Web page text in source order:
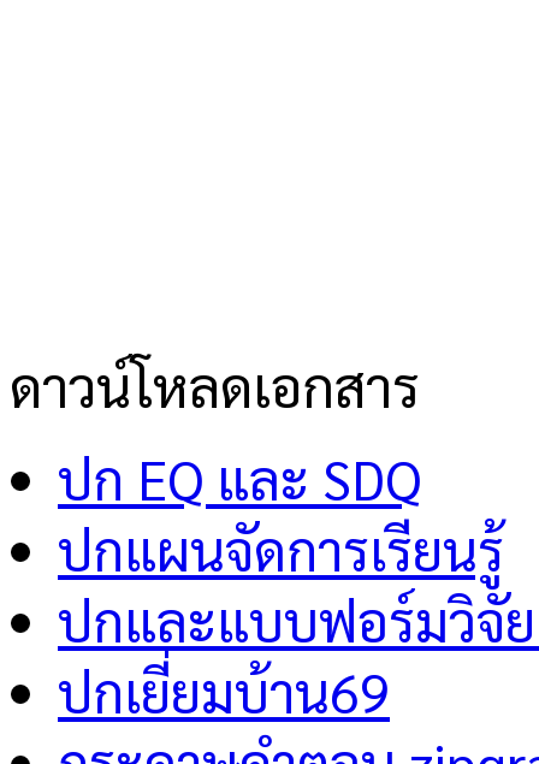
ดาวน์โหลดเอกสาร
ปก EQ และ SDQ
ปกแผนจัดการเรียนรู้
ปกและแบบฟอร์มวิจั
ปกเยี่ยมบ้าน69